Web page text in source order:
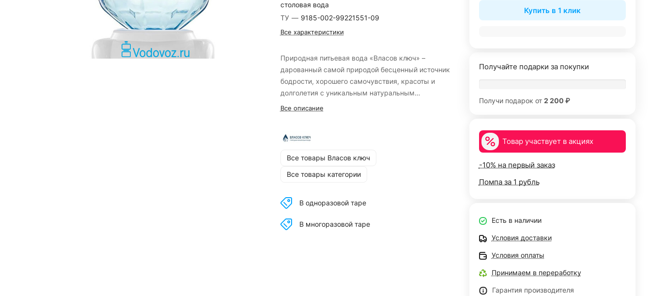
столовая вода
ТУ — 9185-002-99221551-09
Все характеристики
Природная питьевая вода «Власов ключ» –
дарованный самой природой бесценный источник
бодрости, хорошего самочувствия, красоты и
долголетия с уникальным натуральным
составом.
Все описание
Все товары Власов ключ
Все товары категории
В одноразовой таре
В многоразовой таре
Купить в 1 клик
Получайте подарки за покупки
Получи подарок от 2 200 ₽
Товар участвует в акциях
-10% на первый заказ
Помпа за 1 рубль
Есть в наличии
Условия доставки
Условия оплаты
Принимаем в переработку
Гарантия производителя